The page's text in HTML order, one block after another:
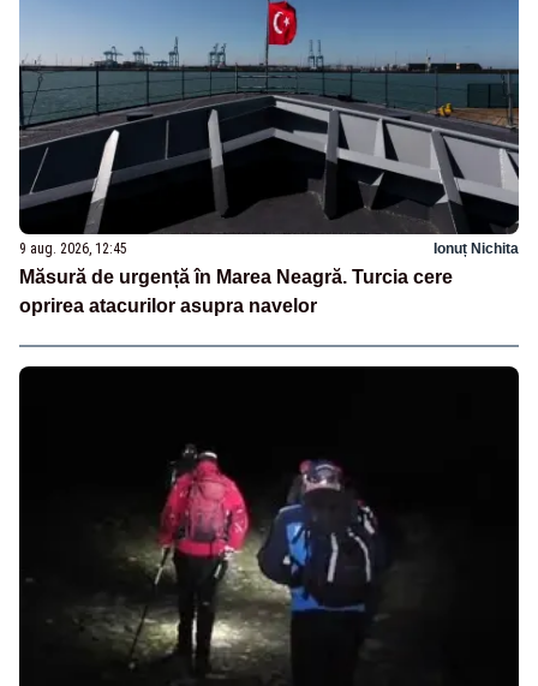
9 aug. 2026, 12:45 Ionuț Nichita
Măsură de urgență în Marea Neagră. Turcia cere
oprirea atacurilor asupra navelor